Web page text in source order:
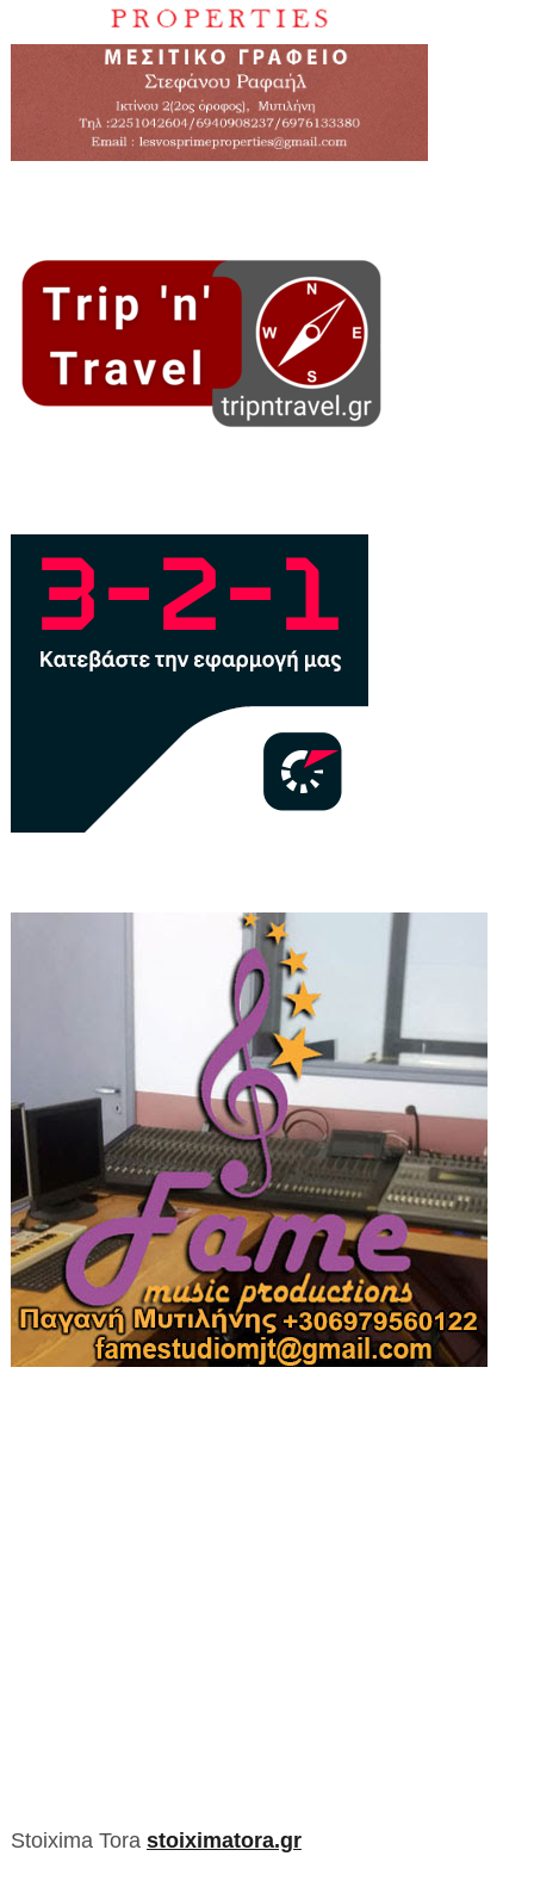
Stoixima Tora stoiximatora.gr